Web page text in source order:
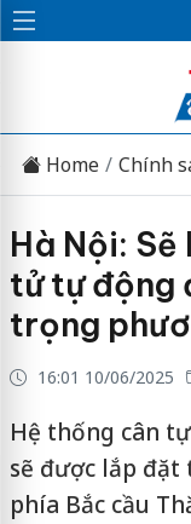
Home Chính
Hà Nội:
tử tự động
trọng
16:01 10/06/2025
Hệ thống cân
sẽ được lắp đặt
phía Bắc cầu